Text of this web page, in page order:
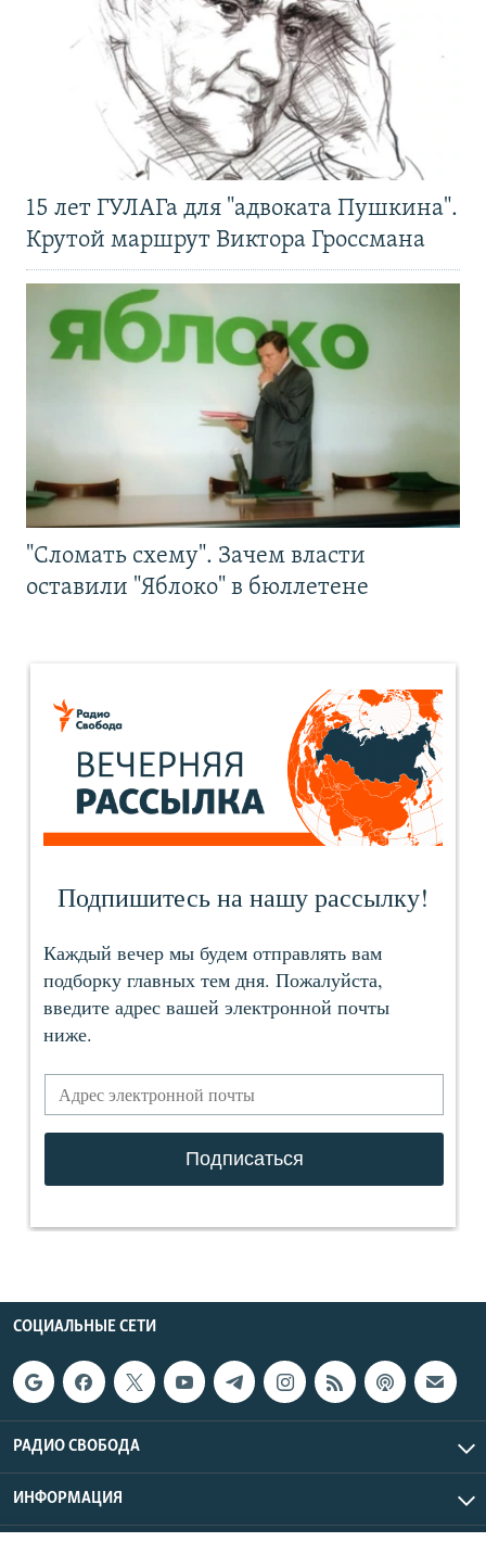
15 лет ГУЛАГа для "адвоката Пушкина".
Крутой маршрут Виктора Гроссмана
"Сломать схему". Зачем власти
оставили "Яблоко" в бюллетене
СОЦИАЛЬНЫЕ СЕТИ
РАДИО СВОБОДА
ИНФОРМАЦИЯ